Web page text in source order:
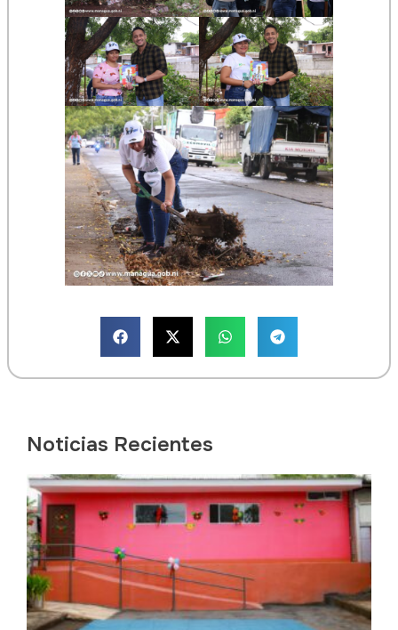
Noticias Recientes